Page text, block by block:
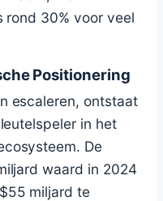
30% voor veel
Positionering
escaleren, ontstaat
in het
De
waard in 2024
miljard te